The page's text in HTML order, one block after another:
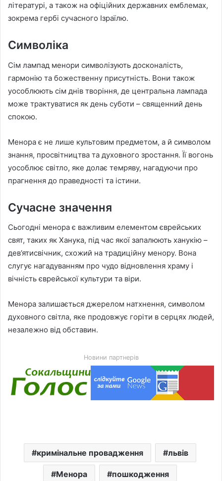
літературі, а також на офіційних державних емблемах,
зокрема гербі сучасного Ізраїлю.
Символіка
Сім лампад менори символізують досконалість,
гармонію та божественну присутність. Вони також
уособлюють сім днів творіння, де центральна лампада
може трактуватися як день суботи – священний день
спокою.
Менора є не лише культовим предметом, а й символом
знання, просвітництва та духовного зростання. Її вогонь
уособлює світло, яке долає темряву, нагадуючи про
прагнення до праведності та істини.
Сучасне значення
Сьогодні менора є важливим елементом єврейських
свят, таких як Ханука, під час якої запалюють ханукію –
дев’ятисвічник, схожий на традиційну менору. Вона
слугує нагадуванням про чудо відновлення храму і
вічність єврейської культури та віри.
Менора залишається джерелом натхнення, символом
духовного світла, яке продовжує горіти в серцях людей,
незалежно від обставин.
Новини партнерів
кримінальне провадження львів
Менора пошкодження